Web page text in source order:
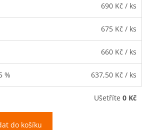
690 Kč / ks
675 Kč / ks
660 Kč / ks
% 637,50 Kč / ks
Ušetříte 0 Kč
do košíku